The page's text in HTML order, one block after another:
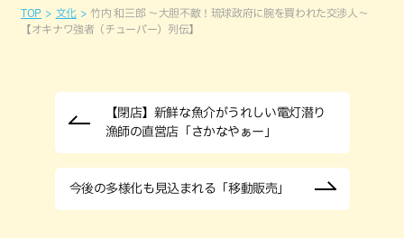
TOP 文化
竹内 和三郎 ～大胆不敵！琉球政府に腕を買われた交渉人～
【オキナワ強者（チューバー）列伝】
【閉店】新鮮な魚介がうれしい電灯潜り
漁師の直営店「さかなやぁー」
今後の多様化も見込まれる「移動販売」